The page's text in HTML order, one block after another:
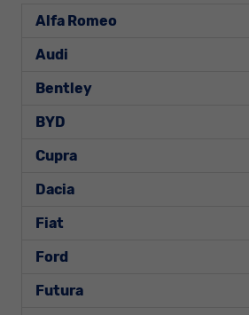
Alfa Romeo
Audi
Bentley
BYD
Cupra
Dacia
Fiat
Ford
Futura